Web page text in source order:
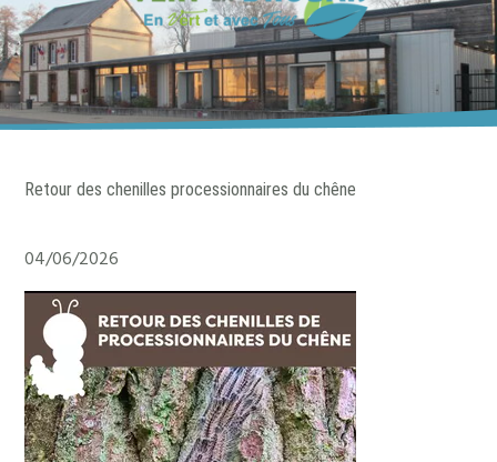
Retour des chenilles processionnaires du chêne
04/06/2026